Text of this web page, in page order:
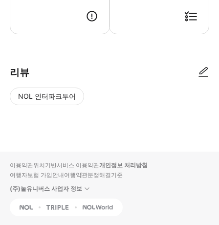
리뷰
NOL 인터파크투어
입니
다.
순
상
이용약관위치기반서비스 이용약관개인정보 처리방침
여행자보험 가입안내여행약관분쟁해결기준
(주)놀유니버스 사업자 정보
NOL Triple Interpark Global